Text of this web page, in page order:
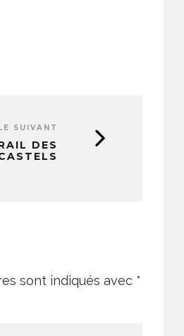
SUIVANT
DES
sont indiqués avec *